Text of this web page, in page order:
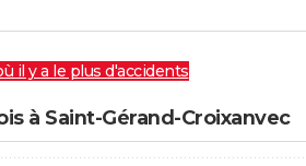
il y a le plus d'accidents
à Saint-Gérand-Croixanvec